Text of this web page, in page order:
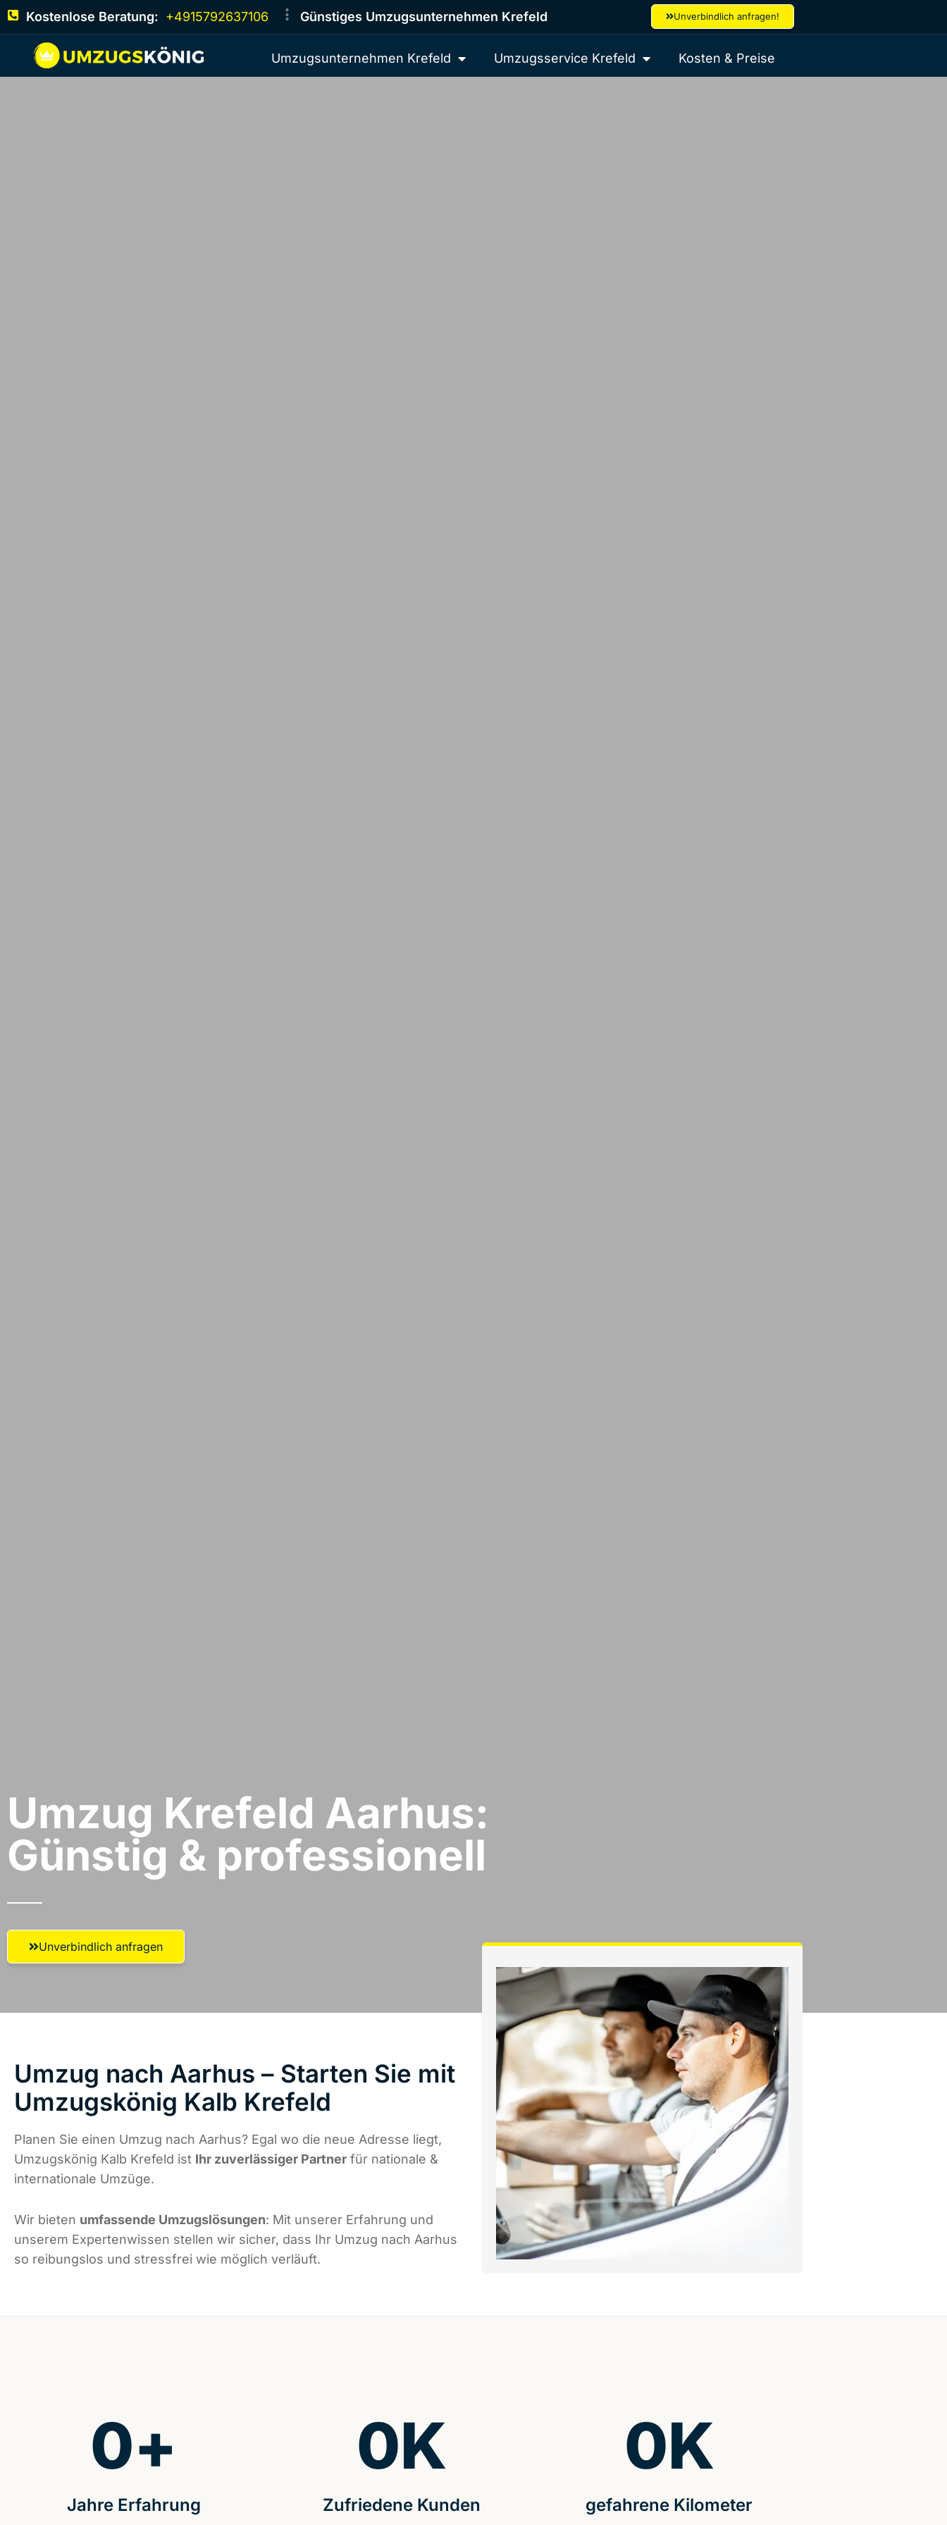
Kostenlose Beratung: +4915792637106 Günstiges Umzugsunternehmen Krefeld Unverbindlich anfragen!
Umzugsunternehmen Krefeld Umzugsservice Krefeld Kosten & Preise
Umzug Krefeld​ Aarhus:
Günstig & professionell​
Unverbindlich anfragen
Umzug nach Aarhus – Starten Sie mit
Umzugskönig Kalb Krefeld
Planen Sie einen Umzug nach Aarhus? Egal wo die neue Adresse liegt,
Umzugskönig Kalb Krefeld ist Ihr zuverlässiger Partner für nationale &
internationale Umzüge.
Wir bieten umfassende Umzugslösungen: Mit unserer Erfahrung und
unserem Expertenwissen stellen wir sicher, dass Ihr Umzug nach Aarhus
so reibungslos und stressfrei wie möglich verläuft.
Jahre Erfahrung
0+
Zufriedene Kunden
0K
gefahrene Kilometer
0K